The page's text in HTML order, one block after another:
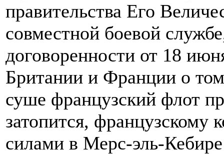
правительства Его
совместной боевой
договоренности от 18
Британии и Франции о
суше французский флот
затопится,
силами в Мерс-эль-